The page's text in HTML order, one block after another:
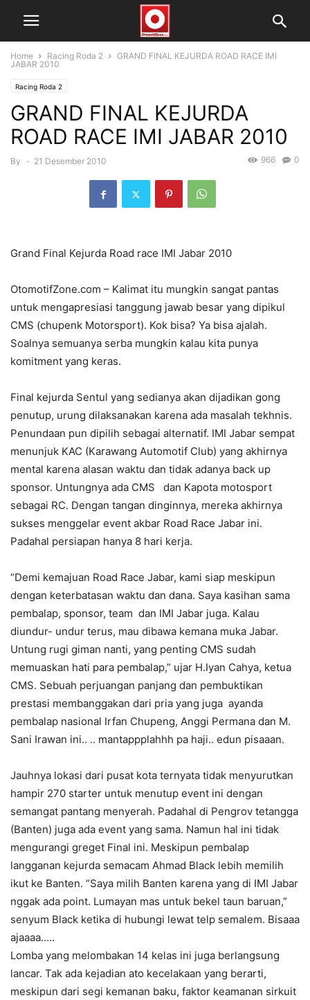
Home Racing Roda 2
GRAND FINAL KEJURDA ROAD RACE IMI
JABAR 2010
Racing Roda 2
GRAND FINAL KEJURDA
ROAD RACE IMI JABAR 2010
By - 21 Desember 2010 0
966
Grand Final Kejurda Road race IMI Jabar 2010
OtomotifZone.com – Kalimat itu mungkin sangat pantas
untuk mengapresiasi tanggung jawab besar yang dipikul
CMS (chupenk Motorsport). Kok bisa? Ya bisa ajalah.
Soalnya semuanya serba mungkin kalau kita punya
komitment yang keras.
Final kejurda Sentul yang sedianya akan dijadikan gong
penutup, urung dilaksanakan karena ada masalah tekhnis.
Penundaan pun dipilih sebagai alternatif. IMI Jabar sempat
menunjuk KAC (Karawang Automotif Club) yang akhirnya
mental karena alasan waktu dan tidak adanya back up
sponsor. Untungnya ada CMS dan Kapota motosport
sebagai RC. Dengan tangan dinginnya, mereka akhirnya
sukses menggelar event akbar Road Race Jabar ini.
Padahal persiapan hanya 8 hari kerja.
“Demi kemajuan Road Race Jabar, kami siap meskipun
dengan keterbatasan waktu dan dana. Saya kasihan sama
pembalap, sponsor, team dan IMI Jabar juga. Kalau
diundur- undur terus, mau dibawa kemana muka Jabar.
Untung rugi giman nanti, yang penting CMS sudah
memuaskan hati para pembalap,” ujar H.Iyan Cahya, ketua
CMS. Sebuah perjuangan panjang dan pembuktikan
prestasi membanggakan dari pria yang juga ayanda
pembalap nasional Irfan Chupeng, Anggi Permana dan M.
Sani Irawan ini.. .. mantappplahhh pa haji.. edun pisaaan.
Jauhnya lokasi dari pusat kota ternyata tidak menyurutkan
hampir 270 starter untuk menutup event ini dengan
semangat pantang menyerah. Padahal di Pengrov tetangga
(Banten) juga ada event yang sama. Namun hal ini tidak
mengurangi greget Final ini. Meskipun pembalap
langganan kejurda semacam Ahmad Black lebih memilih
ikut ke Banten. “Saya milih Banten karena yang di IMI Jabar
nggak ada point. Lumayan mas untuk bekel taun baruan,”
senyum Black ketika di hubungi lewat telp semalem. Bisaaa
ajaaaa…..
Lomba yang melombakan 14 kelas ini juga berlangsung
lancar. Tak ada kejadian ato kecelakaan yang berarti,
meskipun dari segi kemanan baku, faktor keamanan sirkuit